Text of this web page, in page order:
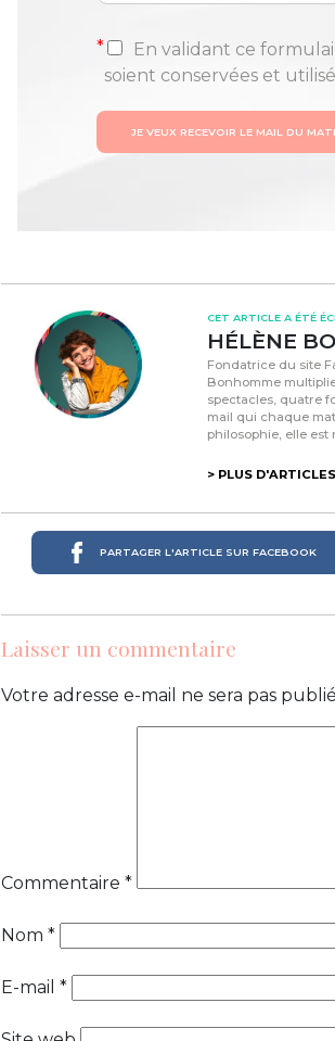
*
En validant ce
soient conservées et
JE VEUX RECEVOIR LE MAIL DU
CET ARTICLE A ÉTÉ
HÉLÈNE
Fondatrice du site
Bonhomme
spectacles, quatre
mail qui chaque
philosophie, elle est
> PLUS
PARTAGER L'ARTICLE SUR FACEBOOK
Laisser un commentaire
Votre adresse e-mail ne sera pas
Commentaire *
Nom *
E-mail *